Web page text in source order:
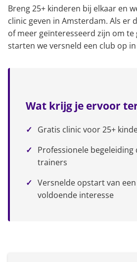
Breng 25+ kinderen bij elkaar en
clinic geven in Amsterdam. Als er
of meer geïnteresseerd zijn om te
starten we versneld een club op
Wat krijg je ervoor
Gratis clinic voor 25+
Professionele
trainers
Versnelde opstart van
voldoende interesse